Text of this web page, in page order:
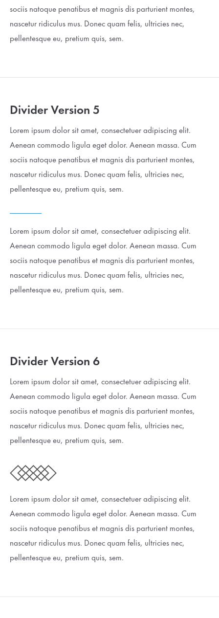
sociis natoque penatibus et magnis dis parturient montes,
nascetur ridiculus mus. Donec quam felis, ultricies nec,
pellentesque eu, pretium quis, sem.
Divider Version 5
Lorem ipsum dolor sit amet, consectetuer adipiscing elit.
Aenean commodo ligula eget dolor. Aenean massa. Cum
sociis natoque penatibus et magnis dis parturient montes,
nascetur ridiculus mus. Donec quam felis, ultricies nec,
pellentesque eu, pretium quis, sem.
Lorem ipsum dolor sit amet, consectetuer adipiscing elit.
Aenean commodo ligula eget dolor. Aenean massa. Cum
sociis natoque penatibus et magnis dis parturient montes,
nascetur ridiculus mus. Donec quam felis, ultricies nec,
pellentesque eu, pretium quis, sem.
Divider Version 6
Lorem ipsum dolor sit amet, consectetuer adipiscing elit.
Aenean commodo ligula eget dolor. Aenean massa. Cum
sociis natoque penatibus et magnis dis parturient montes,
nascetur ridiculus mus. Donec quam felis, ultricies nec,
pellentesque eu, pretium quis, sem.
Lorem ipsum dolor sit amet, consectetuer adipiscing elit.
Aenean commodo ligula eget dolor. Aenean massa. Cum
sociis natoque penatibus et magnis dis parturient montes,
nascetur ridiculus mus. Donec quam felis, ultricies nec,
pellentesque eu, pretium quis, sem.